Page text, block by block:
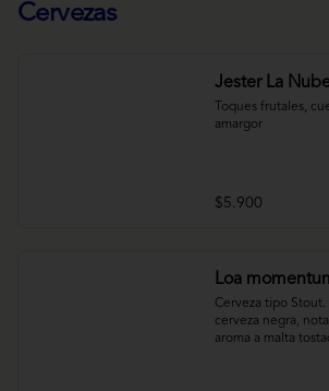
Cervezas
Jester La
Toques frutales,
amargor
$5.900
Loa
Cerveza tipo
cerveza negra,
aroma a malta